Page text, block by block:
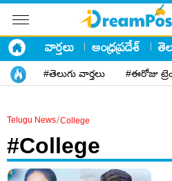
వార్తలు ఆంధ్రప్రదేశ్
#తెలుగు వార్తలు #ఈరోజు
Telugu News/College
#College